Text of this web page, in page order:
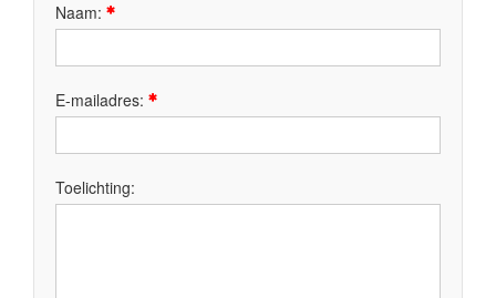
Naam:
E-mailadres:
Toelichting: